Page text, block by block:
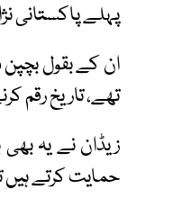
پہلے پاکستانی
ان کے بقول
تھے، تاریخ رقم
زیڈان نے یہ
حمایت کرتے ہیں